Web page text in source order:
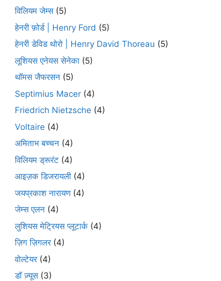
विलियम जेम्स(5)
हेनरी फ़ोर्ड | Henry Ford (5)
हेनरी डेविड थोरो | Henry David Thoreau (5)
लूशियस एनेयस सेनेका (5)
थॉमस जैफरसन (5)
Septimius Macer (4)
Friedrich Nietzsche (4)
Voltaire (4)
अमिताभ बच्चन (4)
विलियम ड्रूरंट (4)
आइज़क डिजरायली (4)
जयप्रकाश नारायण(4)
जेम्स एलन (4)
लुशियस मेट्रियस प्लूटार्क (4)
ज़िग ज़िगलर(4)
वोल्टेयर(4)
डॉ ज़्यूस(3)